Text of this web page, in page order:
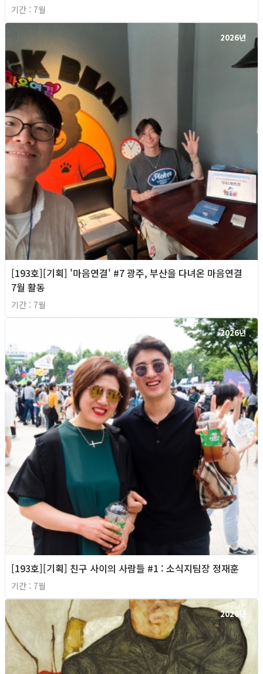
기간 : 7월
2026년
[193호][기획] '마음연결' #7 광주, 부산을 다녀온 마음연결
7월 활동
기간 : 7월
2026년
[193호][기획] 친구 사이의 사람들 #1 : 소식지팀장 정재훈
기간 : 7월
2026년